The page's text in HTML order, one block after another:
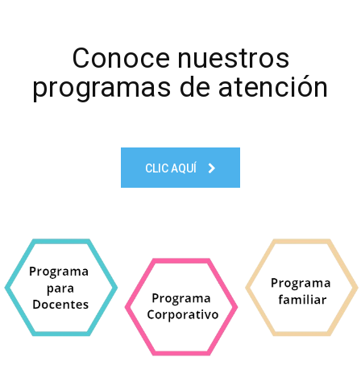
Conoce nuestros
programas de atención
CLIC AQUÍ